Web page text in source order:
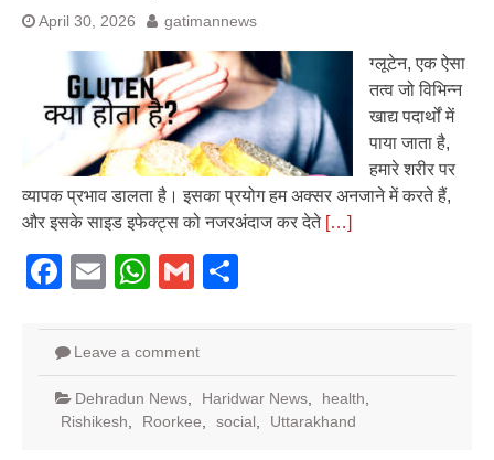
April 30, 2026 gatimannews
ग्लूटेन, एक ऐसा
तत्व जो विभिन्न
खाद्य पदार्थों में
पाया जाता है,
हमारे शरीर पर
व्यापक प्रभाव डालता है। इसका प्रयोग हम अक्सर अनजाने में करते हैं,
और इसके साइड इफेक्ट्स को नजरअंदाज कर देते […]
Facebook
EmailWhatsApp
Gmail
Leave a comment
Dehradun News Haridwar News health
Rishikesh
Roorkee social Uttarakhand